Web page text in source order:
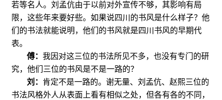
若等名人。刘孟伉由于以前对外宣传不够，其影响有局
限，这些年来要好些。如果说四川的书风是什么样子？他
们的书法就能说明，他们的书风就是四川书风的早期代
表。
傅：我因对这三位的书法所见不多，也没有专门的研
究，他们三位的书风是不是一路的？
刘： 肯定不是一路的。谢无量、刘孟伉、赵熙三位的
书法风格外人从表面上看有相似之处，但各有各的不同，